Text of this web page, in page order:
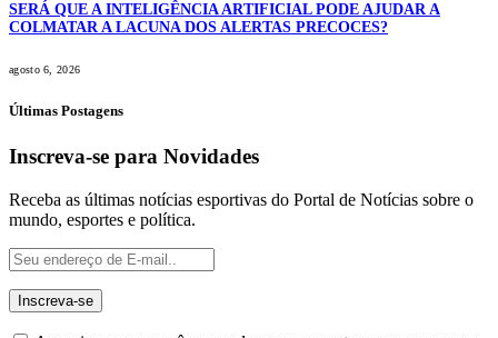
SERÁ QUE A INTELIGÊNCIA ARTIFICIAL PODE AJUDAR A
COLMATAR A LACUNA DOS ALERTAS PRECOCES?
agosto 6, 2026
Últimas Postagens
Inscreva-se para Novidades
Receba as últimas notícias esportivas do Portal de Notícias sobre o
mundo, esportes e política.